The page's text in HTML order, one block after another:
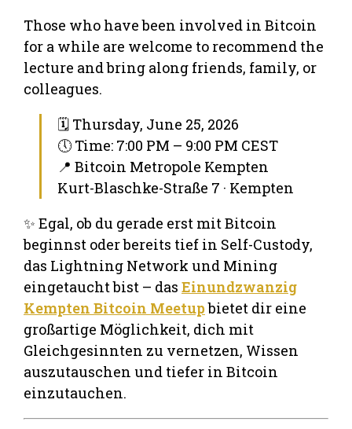
Those who have been involved in Bitcoin
for a while are welcome to recommend the
lecture and bring along friends, family, or
colleagues.
🗓 Thursday, June 25, 2026
🕔 Time: 7:00 PM – 9:00 PM CEST
📍 Bitcoin Metropole Kempten
Kurt-Blaschke-Straße 7 · Kempten
✨ Egal, ob du gerade erst mit Bitcoin
beginnst oder bereits tief in Self-Custody,
das Lightning Network und Mining
eingetaucht bist – das Einundzwanzig
Kempten Bitcoin Meetupbietet dir eine
großartige Möglichkeit, dich mit
Gleichgesinnten zu vernetzen, Wissen
auszutauschen und tiefer in Bitcoin
einzutauchen.